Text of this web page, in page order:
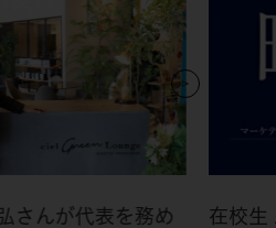
さんが代表を務め
在校生